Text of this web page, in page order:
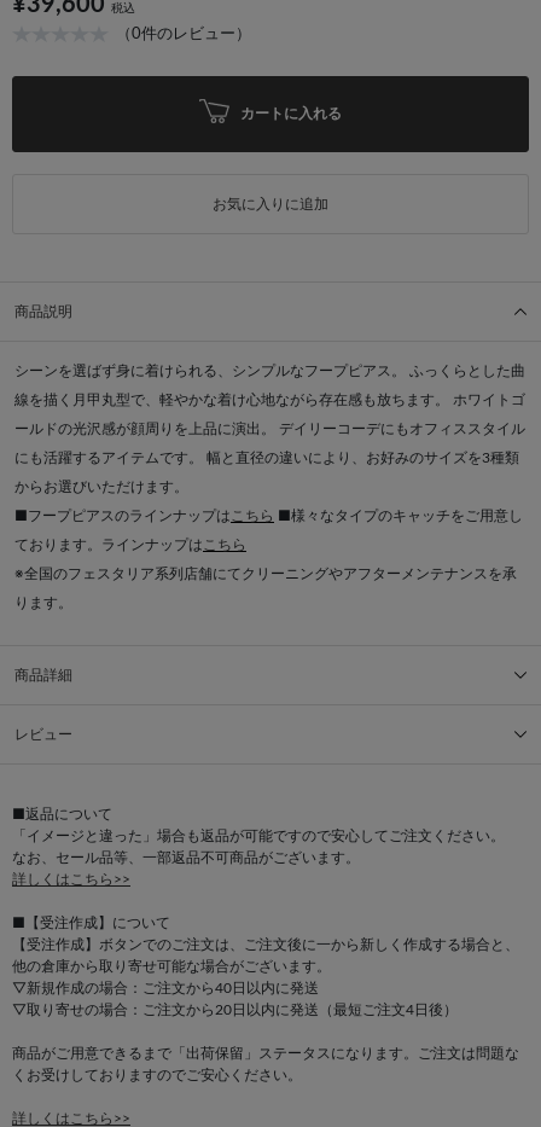
税込
（0件のレビュー）
カートに入れる
お気に入りに追加
商品説明
シーンを選ばず身に着けられる、シンプルなフープピアス。 ふっくらとした曲
線を描く月甲丸型で、軽やかな着け心地ながら存在感も放ちます。 ホワイトゴ
ールドの光沢感が顔周りを上品に演出。 デイリーコーデにもオフィススタイル
にも活躍するアイテムです。 幅と直径の違いにより、お好みのサイズを3種類
からお選びいただけます。
■フープピアスのラインナップは こちら ■様々なタイプのキャッチをご用意し
ております。ラインナップは こちら
※全国のフェスタリア系列店舗にてクリーニングやアフターメンテナンスを承
ります。
商品詳細
レビュー
■返品について
「イメージと違った」場合も返品が可能ですので安心してご注文ください。
なお、セール品等、一部返品不可商品がございます。
詳しくはこちら>>
■【受注作成】について
【受注作成】ボタンでのご注文は、ご注文後に一から新しく作成する場合と、
他の倉庫から取り寄せ可能な場合がございます。
▽新規作成の場合：ご注文から40日以内に発送
▽取り寄せの場合：ご注文から20日以内に発送（最短ご注文4日後）
商品がご用意できるまで「出荷保留」ステータスになります。ご注文は問題な
くお受けしておりますのでご安心ください。
詳しくはこちら>>